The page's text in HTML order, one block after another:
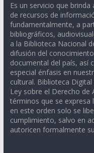
Es un servicio que
de recursos de
fundamentalmente, a
bibliográficos,
a la Biblioteca Nacional
difusión del
documental del país, así
especial énfasis en
cultural. Biblioteca
Ley sobre el Derecho
términos que se expresa
en este orden solo se
cumplimiento, salvo en
autoricen formalmente